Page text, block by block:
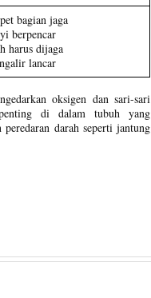
bagian jaga
berpencar
harus dijaga
lancar
oksigen dan sari-sari
di dalam tubuh yang
darah seperti jantung